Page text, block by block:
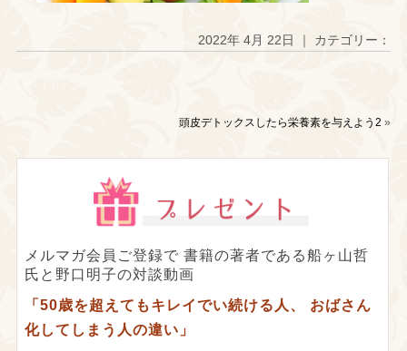
2022年 4月 22日 ｜ カテゴリー：
頭皮デトックスしたら栄養素を与えよう2 »
メルマガ会員ご登録で 書籍の著者である船ヶ山哲
氏と野口明子の対談動画
「50歳を超えてもキレイでい続ける人、
おばさん
化してしまう人の違い」